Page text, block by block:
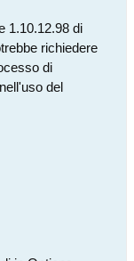
1.10.12.98 di
richiedere
di
del